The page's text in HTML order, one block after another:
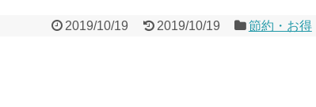
2019/10/19 2019/10/19 節約・お得